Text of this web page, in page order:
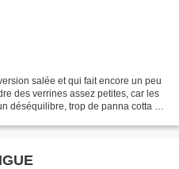
salée et qui fait encore un peu
des verrines assez petites, car les
déséquilibre, trop de panna cotta et